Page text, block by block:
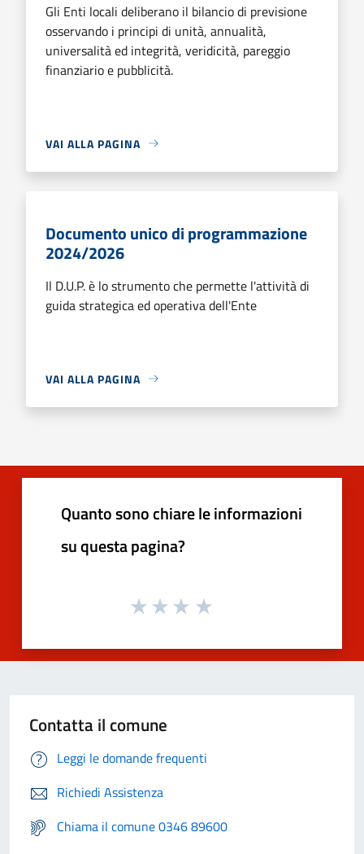
Gli Enti locali deliberano il bilancio di previsione
osservando i principi di unità, annualità,
universalità ed integrità, veridicità, pareggio
finanziario e pubblicità.
VAI ALLA PAGINA
Documento unico di programmazione
2024/2026
Il D.U.P. è lo strumento che permette l'attività di
guida strategica ed operativa dell'Ente
VAI ALLA PAGINA
Quanto sono chiare le informazioni
su questa pagina?
Contatta il comune
Leggi le domande frequenti
Richiedi Assistenza
Chiama il comune 0346 89600